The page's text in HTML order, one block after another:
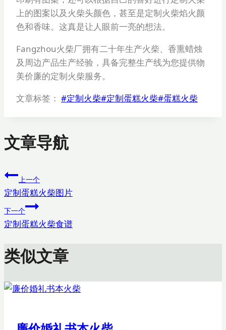
上的图案以及火柴头颜色，甚至是定制火柴焰火颜
色和香味。这真是让人眼前一亮的想法。
Fangzhou火柴厂拥有二十年生产火柴、香熏蜡烛
及周边产品生产经验，具备完整生产线为您提供物
美价廉的定制火柴服务。
文章标签： #定制火柴#定制蛋糕火柴#蛋糕火柴
文章导航
上一个
定制蛋糕火柴图片
下一个
定制蛋糕火柴食谱
类似文章